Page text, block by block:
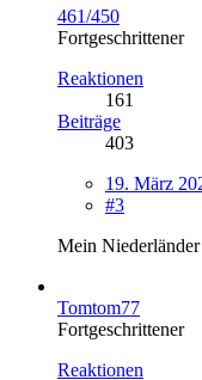
461/450
Fortgeschrittener
Reaktionen
161
Beiträge
403
19. März
#3
Mein
Tomtom77
Fortgeschrittener
Reaktionen